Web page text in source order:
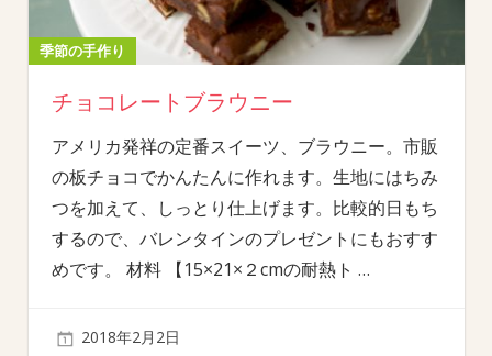
季節の手作り
チョコレートブラウニー
アメリカ発祥の定番スイーツ、ブラウニー。市販
の板チョコでかんたんに作れます。生地にはちみ
つを加えて、しっとり仕上げます。比較的日もち
するので、バレンタインのプレゼントにもおすす
めです。 材料 【15×21×２cmの耐熱ト …
2018年2月2日